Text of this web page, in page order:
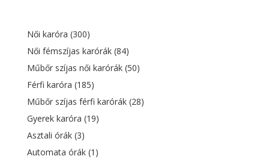
Női karóra (300)
Női fémszíjas karórák (84)
Műbőr szíjas női karórák (50)
Férfi karóra (185)
Műbőr szíjas férfi karórák (28)
Gyerek karóra (19)
Asztali órák (3)
Automata órák (1)